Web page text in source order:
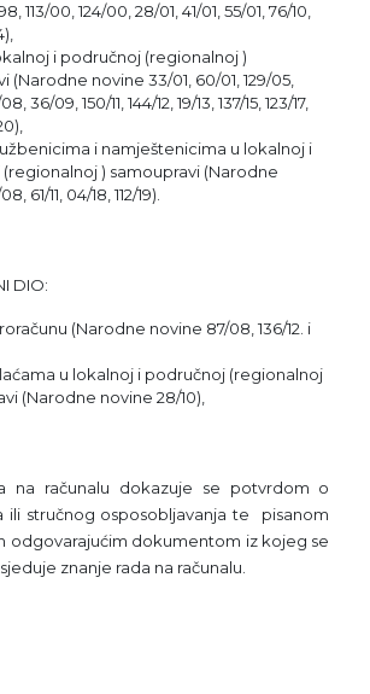
113/00, 124/00, 28/01, 41/01, 55/01, 76/10,
i područnoj (regionalnoj )
(Narodne novine 33/01, 60/01, 129/05,
36/09, 150/11, 144/12, 19/13, 137/15, 123/17,
i namještenicima u lokalnoj i
) samoupravi (Narodne
61/11, 04/18, 112/19).
(Narodne novine 87/08, 136/12. i
u lokalnoj i područnoj (regionalnoj
(Narodne novine 28/10),
na računalu dokazuje se potvrdom o
ili stručnog osposobljavanja te pisanom
odgovarajućim dokumentom iz kojeg se
znanje rada na računalu.